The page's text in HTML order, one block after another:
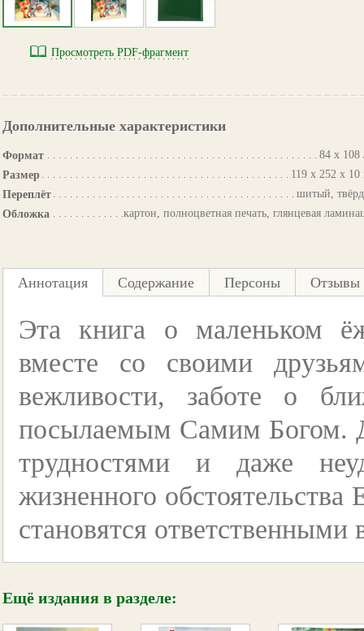
Просмотреть PDF-фрагмент
Дополнительные характеристики
Формат
84 х 108
Размер
119 х 252 х
Переплёт
шитый,
Обложка
картон, полноцветная печать, глянцевая
Аннотация Содержание Персоны Отзывы
Эта книга о маленьком
вместе со своими
вежливости, заботе о
посылаемым Самим Богом.
трудностями и даже
жизненного обстоятельства
становятся
Ещё издания в разделе: